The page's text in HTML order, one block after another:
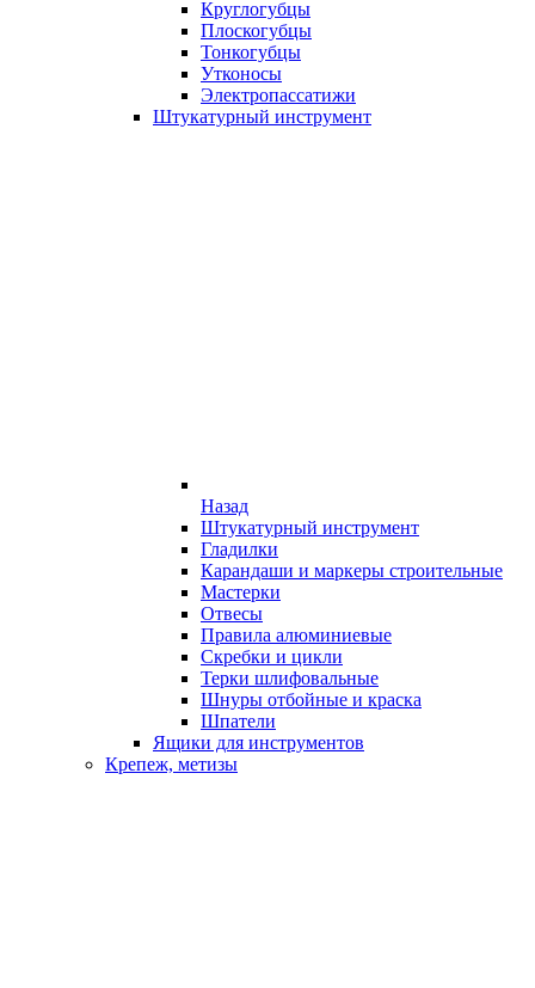
Круглогубцы
Плоскогубцы
Тонкогубцы
Утконосы
Электропассатижи
Штукатурный инструмент
Назад
Штукатурный инструмент
Гладилки
Карандаши и маркеры строительные
Мастерки
Отвесы
Правила алюминиевые
Скребки и цикли
Терки шлифовальные
Шнуры отбойные и краска
Шпатели
Ящики для инструментов
Крепеж, метизы